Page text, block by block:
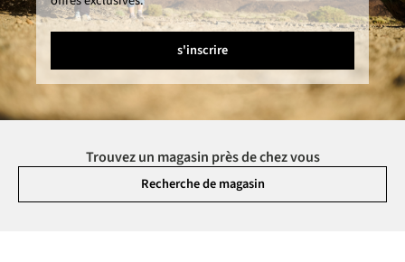
s'inscrire
Trouvez un magasin près de chez vous
Recherche de magasin